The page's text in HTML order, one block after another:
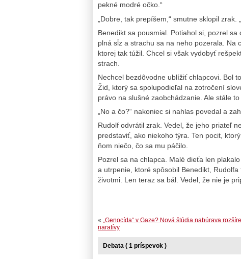
pekné modré očko.“
„Dobre, tak prepíšem,“ smutne sklopil
Benedikt sa pousmial. Potiahol si, pozrel
plná sĺz a strachu sa na neho pozerala.
ktorej tak túžil. Chcel si však vydobyť
strach.
Nechcel bezdôvodne ublížiť chlapcovi. Bol
Žid, ktorý sa spolupodieľal na zotročení
právo na slušné zaobchádzanie. Ale stále
„No a čo?“ nakoniec si nahlas povedal a
Rudolf odvrátil zrak. Vedel, že jeho priateľ
predstaviť, ako niekoho týra. Ten pocit,
ňom niečo, čo sa mu páčilo.
Pozrel sa na chlapca. Malé dieťa len
a utrpenie, ktoré spôsobil Benedikt,
životmi. Len teraz sa bál. Vedel, že nie je
« „Genocída“ v Gaze? Nová štúdia nabúrava
naratívy
Debata ( 1 príspevok )